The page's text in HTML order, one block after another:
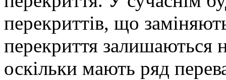
перекриттів, що
перекриття
оскільки мають ряд